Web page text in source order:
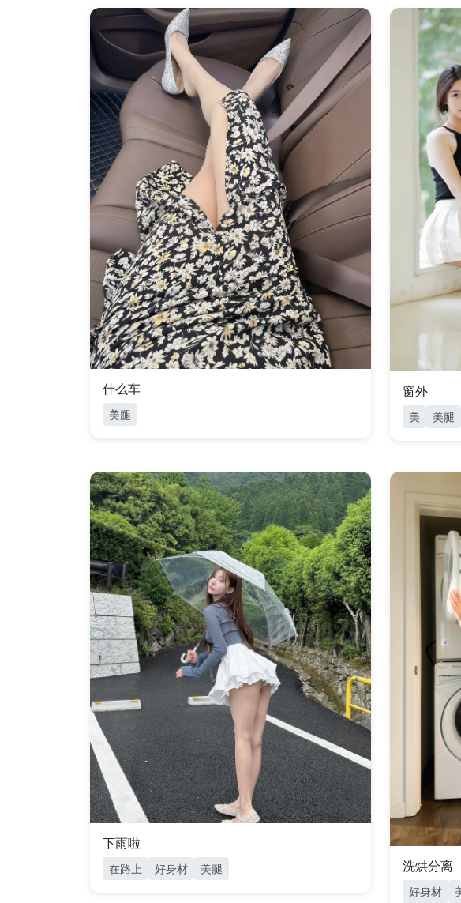
什么车
美腿
窗外
美 美腿
下雨啦
在路上 好身材 美腿 洗烘分离
好身材